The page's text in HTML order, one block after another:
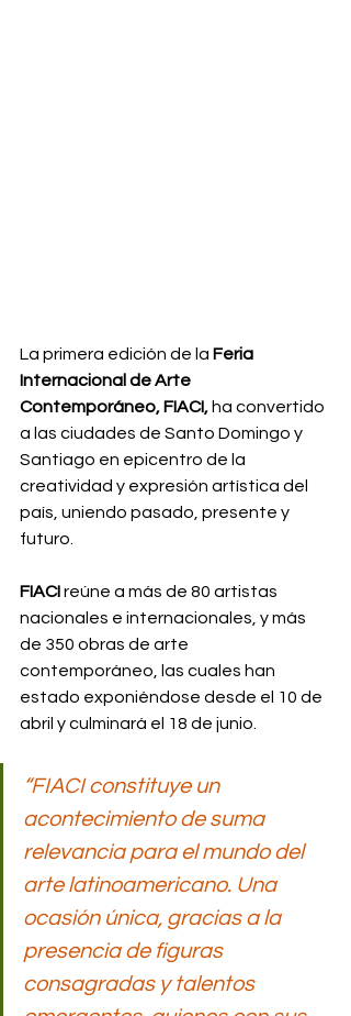
La primera edición de la Feria
Internacional de Arte
Contemporáneo, FIACI, ha convertido
a las ciudades de Santo Domingo y
Santiago en epicentro de la
creatividad y expresión artística del
país, uniendo pasado, presente y
futuro.
FIACI reúne a más de 80 artistas
nacionales e internacionales, y más
de 350 obras de arte
contemporáneo, las cuales han
estado exponiéndose desde el 10 de
abril y culminará el 18 de junio.
“FIACI constituye un
acontecimiento de suma
relevancia para el mundo del
arte latinoamericano. Una
ocasión única, gracias a la
presencia de figuras
consagradas y talentos